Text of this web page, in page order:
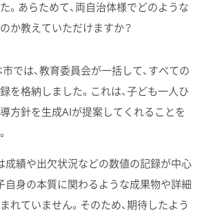
。あらためて、両自治体様でどのような
か教えていただけますか？
では、教育委員会が一括して、すべての
を格納しました。これは、子ども一人ひ
方針を生成AIが提案してくれることを
成績や出欠状況などの数値の記録が中心
自身の本質に関わるような成果物や詳細
れていません。そのため、期待したよう